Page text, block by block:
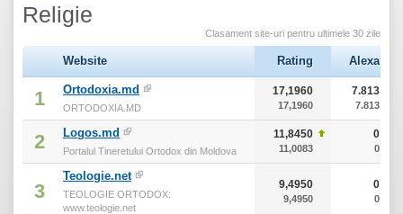
Religie
Clasament site-uri pentru ultimele 30 zile
Website Rating Alexa
1 Ortodoxia.md
ORTODOXIA.MD
17,1960
17,1960
7.813
7.813
2 Logos.md
Portalul Tineretului Ortodox din Moldova
11,8450
11,0083
0
0
3
Teologie.net
TEOLOGIE ORTODOX:
www.teologie.net
9,4950
9,4950
0
0